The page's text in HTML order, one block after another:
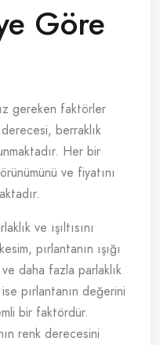
Göre
gereken faktörler
berraklık
Her bir
ve fiyatını
ve ışıltısını
pırlantanın ışığı
daha fazla parlaklık
pırlantanın değerini
bir faktördür.
renk derecesini